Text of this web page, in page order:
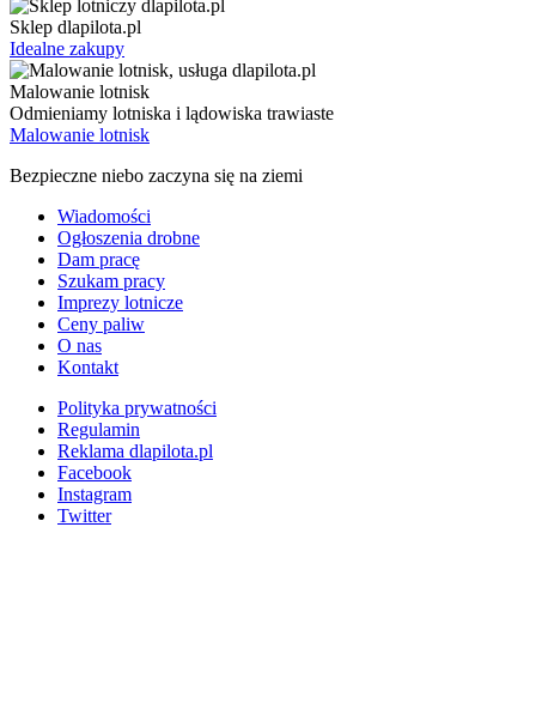
Sklep dlapilota.pl
Idealne zakupy
Malowanie lotnisk
Odmieniamy lotniska i lądowiska trawiaste
Malowanie lotnisk
Bezpieczne niebo zaczyna się na ziemi
Wiadomości
Ogłoszenia drobne
Dam pracę
Szukam pracy
Imprezy lotnicze
Ceny paliw
O nas
Kontakt
Polityka prywatności
Regulamin
Reklama dlapilota.pl
Facebook
Instagram
Twitter